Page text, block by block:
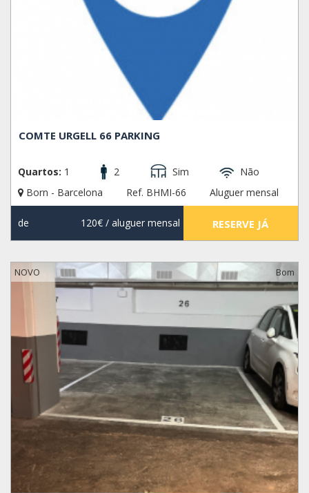
COMTE URGELL 66 PARKING
Quartos: 1 2 Sim
Não
Born - Barcelona
Ref. BHMI-66 Aluguer mensal
de 120€/ aluguer mensal RESERVE JÁ
NOVO Bom